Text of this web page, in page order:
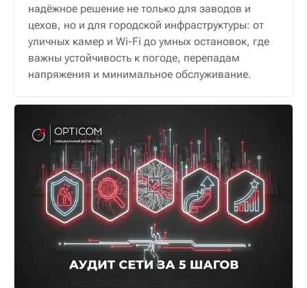
надёжное решение не только для заводов и
цехов, но и для городской инфраструктуры: от
уличных камер и Wi-Fi до умных остановок, где
важны устойчивость к погоде, перепадам
напряжения и минимальное обслуживание.